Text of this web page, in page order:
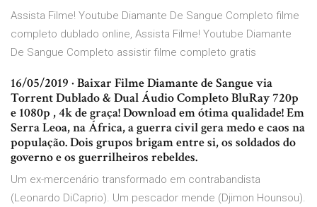
Assista Filme! Youtube Diamante De Sangue Completo filme
completo dublado online, Assista Filme! Youtube Diamante
De Sangue Completo assistir filme completo gratis
16/05/2019 · Baixar Filme Diamante de Sangue via
Torrent Dublado & Dual Áudio Completo BluRay 720p
e 1080p , 4k de graça! Download em ótima qualidade! Em
Serra Leoa, na África, a guerra civil gera medo e caos na
população. Dois grupos brigam entre si, os soldados do
governo e os guerrilheiros rebeldes.
Um ex-mercenário transformado em contrabandista
(Leonardo DiCaprio). Um pescador mende (Djimon Hounsou).